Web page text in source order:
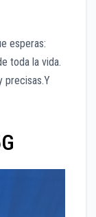
esperas:
toda la vida.
precisas.Y